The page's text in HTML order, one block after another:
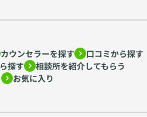
カウンセラーを探す
口コミから探す
探す
相談所を紹介してもらう
お気に入り